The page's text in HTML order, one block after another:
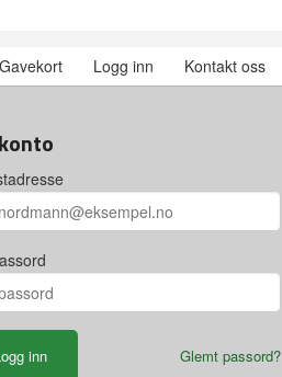
Gavekort Logg inn Kontakt oss
Glemt passord?